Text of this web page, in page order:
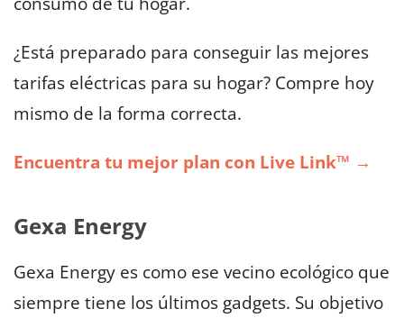
¿Está preparado para conseguir las mejores
tarifas eléctricas para su hogar? Compre hoy
mismo de la forma correcta.
Encuentra tu mejor plan con Live Link™ →
Gexa Energy
Gexa Energy es como ese vecino ecológico que
siempre tiene los últimos gadgets. Su objetivo